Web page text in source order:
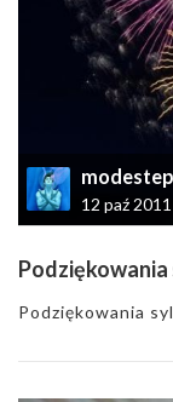
modestep
12 paź
Podziękowania